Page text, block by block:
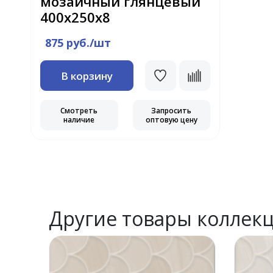
400х250х8
875 руб./шт
В корзину
Смотреть
наличие
Запросить
оптовую цену
Другие товары